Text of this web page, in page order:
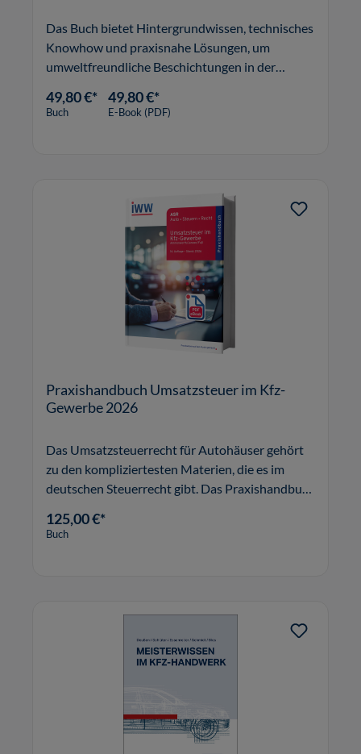
Das Buch bietet Hintergrundwissen, technisches
Knowhow und praxisnahe Lösungen, um
umweltfreundliche Beschichtungen in der
49,80 €*
Buch
49,80 €*
E-Book (PDF)
Praxishandbuch Umsatzsteuer im Kfz-
Gewerbe 2026
Das Umsatzsteuerrecht für Autohäuser gehört
zu den kompliziertesten Materien, die es im
deutschen Steuerrecht gibt. Das Praxishandbuch
Sicherheit und schützt Sie vor
125,00 €*
Buch